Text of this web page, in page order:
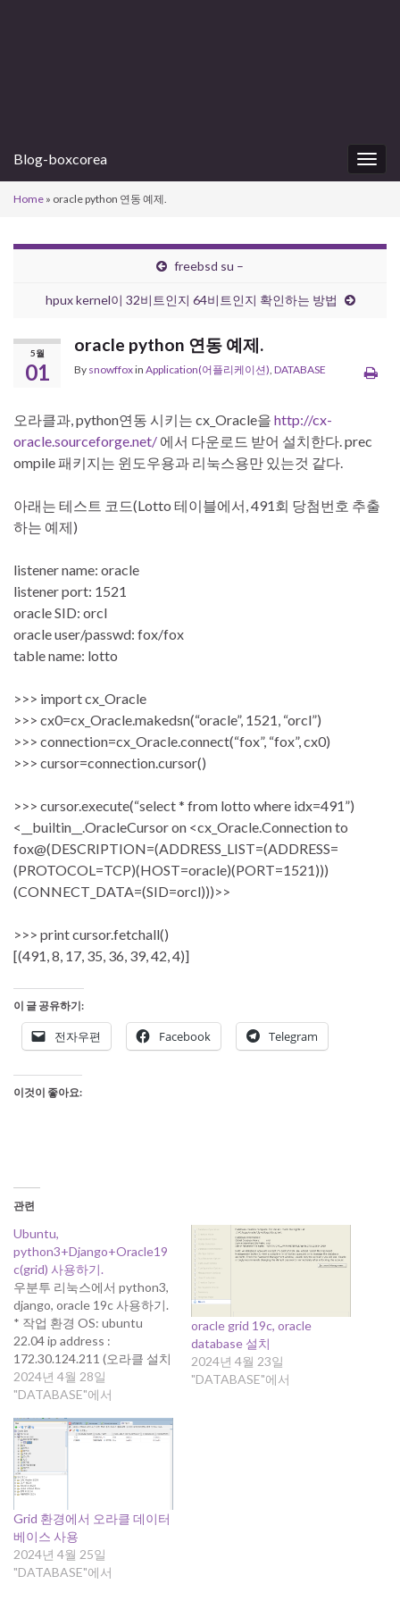
Blog-boxcorea
Home » oracle python 연동 예제.
freebsd su –
hpux kernel이 32비트인지 64비트인지 확인하는 방법
5월
01
oracle python 연동 예제.
By snowffoxin Application(어플리케이션), DATABASE
오라클과, python연동 시키는 cx_Oracle을 http://cx-
oracle.sourceforge.net/ 에서 다운로드 받어 설치한다. prec
ompile 패키지는 윈도우용과 리눅스용만 있는것 같다.
아래는 테스트 코드(Lotto 테이블에서, 491회 당첨번호 추출
하는 예제)
listener name: oracle
listener port: 1521
oracle SID: orcl
oracle user/passwd: fox/fox
table name: lotto
>>> import cx_Oracle
>>> cx0=cx_Oracle.makedsn(“oracle”, 1521, “orcl”)
>>> connection=cx_Oracle.connect(“fox”, “fox”, cx0)
>>> cursor=connection.cursor()
>>> cursor.execute(“select * from lotto where idx=491”)
<__builtin__.OracleCursor on <cx_Oracle.Connection to
fox@(DESCRIPTION=(ADDRESS_LIST=(ADDRESS=
(PROTOCOL=TCP)(HOST=oracle)(PORT=1521)))
(CONNECT_DATA=(SID=orcl)))>>
>>> print cursor.fetchall()
[(491, 8, 17, 35, 36, 39, 42, 4)]
이 글 공유하기:
전자우편 Facebook Telegram
이것이 좋아요:
관련
Ubuntu,
python3+Django+Oracle19
c(grid) 사용하기.
우분투 리눅스에서 python3,
django, oracle 19c 사용하기.
* 작업 환경 OS: ubuntu
22.04 ip address :
172.30.124.211 (오라클 설치
된 서버 아님) python:
python3.10.12 oracle client:
데이터베이스 : SCAN IP
172.30.124.241,
172.30.124.242,172.30.124.
243 * 주의사항 cx_Oracle 패
이언트없이 파이썬 스크립트
를 작성하고 실행할 수 있다.
하지만 Django…
2024년 4월 28일
"DATABASE"에서
oracle grid 19c, oracle
database 설치
2024년 4월 23일
"DATABASE"에서
Grid 환경에서 오라클 데이터
베이스 사용
2024년 4월 25일
"DATABASE"에서